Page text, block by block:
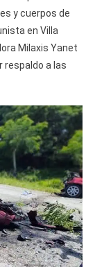
y cuerpos de
en Villa
Milaxis Yanet
respaldo a las